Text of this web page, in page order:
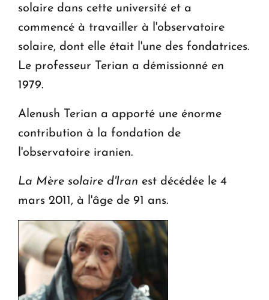
solaire dans cette université et a
commencé à travailler à l'observatoire
solaire, dont elle était l'une des fondatrices.
Le professeur Terian a démissionné en
1979.
Alenush Terian a apporté une énorme
contribution à la fondation de
l'observatoire iranien.
La Mère solaire d'Iran est décédée le 4
mars 2011, à l'âge de 91 ans.